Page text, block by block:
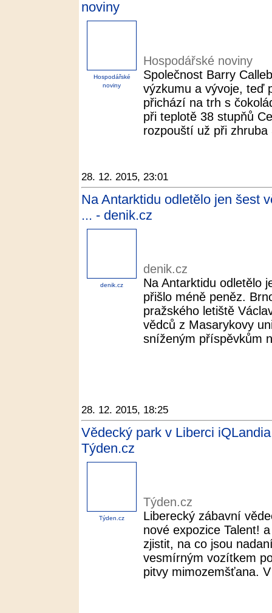
noviny
Hospodářské
noviny
Hospodářské noviny
Společnost Barry
výzkumu a vývoje, teď
přichází na trh s
při teplotě 38 stupňů
rozpouští už při zhruba
28. 12. 2015, 23:01
Na Antarktidu odletělo jen šest
... - denik.cz
denik.cz
denik.cz
Na Antarktidu odletělo
přišlo méně peněz.
pražského letiště
vědců z Masarykovy
sníženým příspěvkům
28. 12. 2015, 18:25
Vědecký park v Liberci
Týden.cz
Týden.cz
Týden.cz
Liberecký zábavní
nové expozice Talent!
zjistit, na co jsou
vesmírným vozítkem
pitvy mimozemšťana.